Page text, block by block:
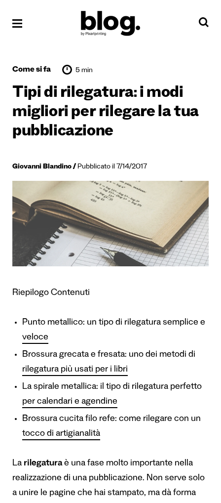
Come si fa 5 min
Tipi di rilegatura: i modi
migliori per rilegare la tua
pubblicazione
Giovanni Blandino Pubblicato il 7/14/2017
Riepilogo Contenuti
Punto metallico: un tipo di rilegatura semplice e
veloce
Brossura grecata e fresata: uno dei metodi di
rilegatura più usati per i libri
La spirale metallica: il tipo di rilegatura perfetto
per calendari e agendine
Brossura cucita filo refe: come rilegare con un
tocco di artigianalità
La rilegaturaè una fase molto importante nella
realizzazione di una pubblicazione. Non serve solo
a unire le pagine che hai stampato, ma dà forma